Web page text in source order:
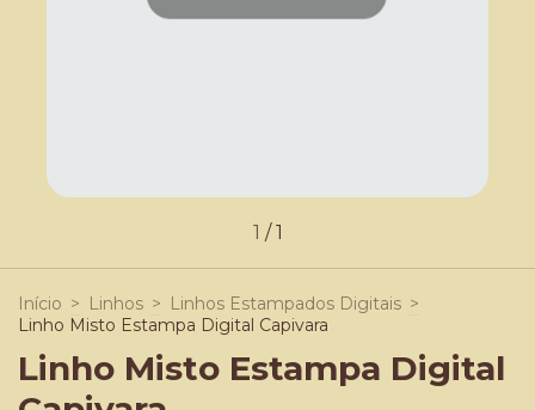
1 /1
Início > Linhos > Linhos Estampados Digitais >
Linho Misto Estampa Digital Capivara
Linho Misto Estampa Digital